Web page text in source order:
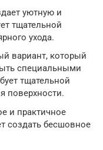
уютную и
тщательной
ухода.
вариант, который
специальными
тщательной
поверхности.
и практичное
создать бесшовное